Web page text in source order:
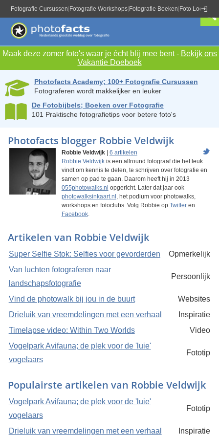
Fotografie Cursussen Fotografie Workshops Fotografie Boeken Foto Locaties
Maak deze zomer foto's waar je écht blij mee bent - Bekijk ons
Vakantie Doeboek
Photofacts Academy; 100+ Fotografie Cursussen
Fotograferen wordt makkelijker en leuker
De Fotobijbels; Boeken over Fotografie
101 Praktische fotografietips voor betere foto's
Photofacts blogger Robbie Veldwijk
Robbie Veldwijk| 6 artikelen
Robbie Veldwijkis een allround fotograaf die het leuk
vindt om kennis te delen, te schrijven over fotografie en
samen op pad te gaan. Daarom heeft hij in 2013
055photowalks.nl opgericht. Later dat jaar ook
photowalksinkaart.nl , het podium voor photowalks,
workshops en fotoclubs. Volg Robbie op Twitteren
Facebook.
Artikelen van Robbie Veldwijk
Super Selfie Stok: Selfies voor gevorderden
Opmerkelijk
Van luchten fotograferen naar
landschapsfotografie
Persoonlijk
Vind de photowalk bij jou in de buurt
Websites
Drieluik van vreemdelingen met een verhaal
Inspiratie
Timelapse video: Within Two Worlds
Video
Vogelpark Avifauna; de plek voor de 'luie'
vogelaars
Fototip
Populairste artikelen van Robbie Veldwijk
Vogelpark Avifauna; de plek voor de 'luie'
vogelaars
Fototip
Drieluik van vreemdelingen met een verhaal
Inspiratie